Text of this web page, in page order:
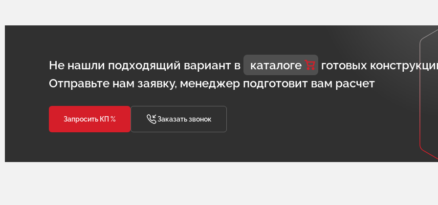
Не нашли подходящий вариант в каталоге
готовых
Отправьте нам заявку, менеджер подготовит вам расчет
Запросить КП % Заказать звонок